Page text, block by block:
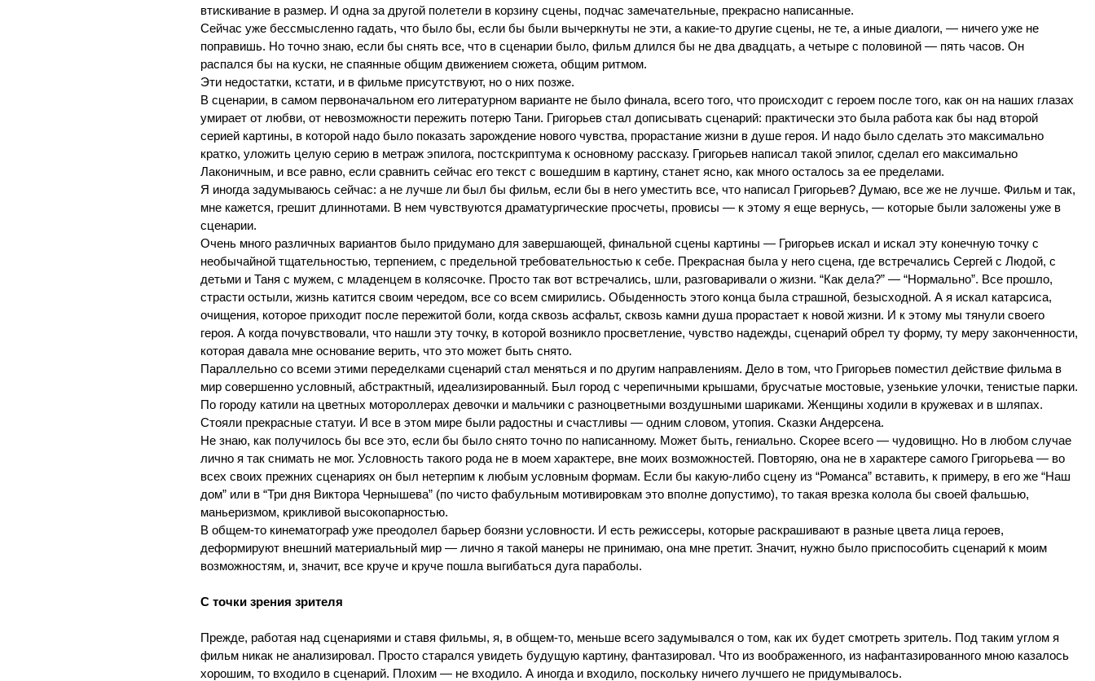
втискивание в размер. И одна за другой полетели в корзину сцены, подчас замечательные, прекрасно написанные.
Сейчас уже бессмысленно гадать, что было бы, если бы были вычеркнуты не эти, а какие-то другие сцены, не те, а иные диалоги, — ничего уже не
поправишь. Но точно знаю, если бы снять все, что в сценарии было, фильм длился бы не два двадцать, а четыре с половиной — пять часов. Он
распался бы на куски, не спаянные общим движением сюжета, общим ритмом.
Эти недостатки, кстати, и в фильме присутствуют, но о них позже.
В сценарии, в самом первоначальном его литературном варианте не было финала, всего того, что происходит с героем после того, как он на наших глазах
умирает от любви, от невозможности пережить потерю Тани. Григорьев стал дописывать сценарий: практически это была работа как бы над второй
серией картины, в которой надо было показать зарождение нового чувства, прорастание жизни в душе героя. И надо было сделать это максимально
кратко, уложить целую серию в метраж эпилога, постскриптума к основному рассказу. Григорьев написал такой эпилог, сделал его максимально
Лаконичным, и все равно, если сравнить сейчас его текст с вошедшим в картину, станет ясно, как много осталось за ее пределами.
Я иногда задумываюсь сейчас: а не лучше ли был бы фильм, если бы в него уместить все, что написал Григорьев? Думаю, все же не лучше. Фильм и так,
мне кажется, грешит длиннотами. В нем чувствуются драматургические просчеты, провисы — к этому я еще вернусь, — которые были заложены уже в
сценарии.
Очень много различных вариантов было придумано для завершающей, финальной сцены картины — Григорьев искал и искал эту конечную точку с
необычайной тщательностью, терпением, с предельной требовательностью к себе. Прекрасная была у него сцена, где встречались Сергей с Людой, с
детьми и Таня с мужем, с младенцем в колясочке. Просто так вот встречались, шли, разговаривали о жизни. “Как дела?” — “Нормально”. Все прошло,
страсти остыли, жизнь катится своим чередом, все со всем смирились. Обыденность этого конца была страшной, безысходной. А я искал катарсиса,
очищения, которое приходит после пережитой боли, когда сквозь асфальт, сквозь камни душа прорастает к новой жизни. И к этому мы тянули своего
героя. А когда почувствовали, что нашли эту точку, в которой возникло просветление, чувство надежды, сценарий обрел ту форму, ту меру законченности,
которая давала мне основание верить, что это может быть снято.
Параллельно со всеми этими переделками сценарий стал меняться и по другим направлениям. Дело в том, что Григорьев поместил действие фильма в
мир совершенно условный, абстрактный, идеализированный. Был город с черепичными крышами, брусчатые мостовые, узенькие улочки, тенистые парки.
По городу катили на цветных мотороллерах девочки и мальчики с разноцветными воздушными шариками. Женщины ходили в кружевах и в шляпах.
Стояли прекрасные статуи. И все в этом мире были радостны и счастливы — одним словом, утопия. Сказки Андерсена.
Не знаю, как получилось бы все это, если бы было снято точно по написанному. Может быть, гениально. Скорее всего — чудовищно. Но в любом случае
лично я так снимать не мог. Условность такого рода не в моем характере, вне моих возможностей. Повторяю, она не в характере самого Григорьева — во
всех своих прежних сценариях он был нетерпим к любым условным формам. Если бы какую-либо сцену из “Романса” вставить, к примеру, в его же “Наш
дом” или в “Три дня Виктора Чернышева” (по чисто фабульным мотивировкам это вполне допустимо), то такая врезка колола бы своей фальшью,
маньеризмом, крикливой высокопарностью.
В общем-то кинематограф уже преодолел барьер боязни условности. И есть режиссеры, которые раскрашивают в разные цвета лица героев,
деформируют внешний материальный мир — лично я такой манеры не принимаю, она мне претит. Значит, нужно было приспособить сценарий к моим
возможностям, и, значит, все круче и круче пошла выгибаться дуга параболы.
С точки зрения зрителя
Прежде, работая над сценариями и ставя фильмы, я, в общем-то, меньше всего задумывался о том, как их будет смотреть зритель. Под таким углом я
фильм никак не анализировал. Просто старался увидеть будущую картину, фантазировал. Что из воображенного, из нафантазированного мною казалось
хорошим, то входило в сценарий. Плохим — не входило. А иногда и входило, поскольку ничего лучшего не придумывалось.